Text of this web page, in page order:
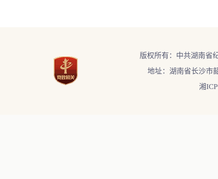
版权所有：中共湖南省
地址：湖南省长沙市
湘